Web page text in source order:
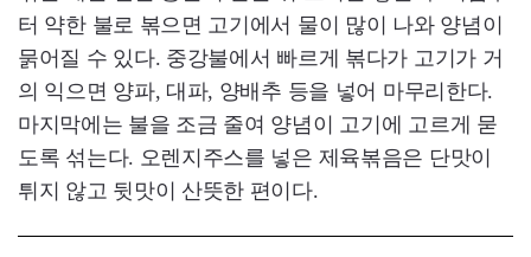
터 약한 불로 볶으면 고기에서 물이 많이 나와 양념이
묽어질 수 있다. 중강불에서 빠르게 볶다가 고기가 거
의 익으면 양파, 대파, 양배추 등을 넣어 마무리한다.
마지막에는 불을 조금 줄여 양념이 고기에 고르게 묻
도록 섞는다. 오렌지주스를 넣은 제육볶음은 단맛이
튀지 않고 뒷맛이 산뜻한 편이다.